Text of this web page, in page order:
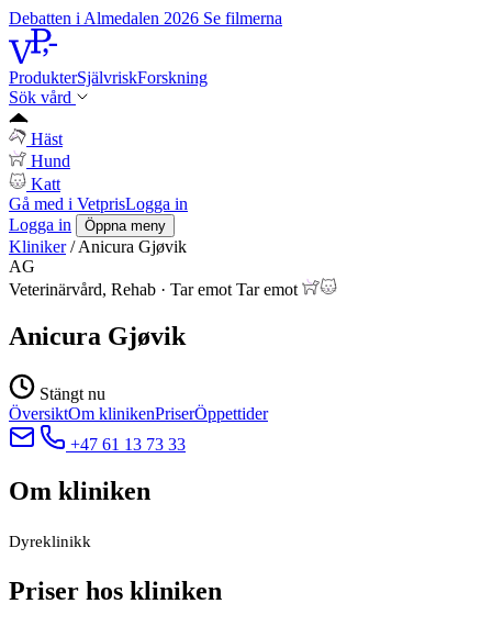
Debatten i Almedalen 2026 Se filmerna
ProdukterSjälvriskForskning
Sök vård
Häst
Hund
Katt
Gå med i VetprisLogga in
Logga in
Öppna meny
Kliniker / Anicura Gjøvik
AG
Veterinärvård, Rehab · Tar emot Tar emot
Anicura Gjøvik
Stängt nu
ÖversiktOm klinikenPriserÖppettider
+47 61 13 73 33
Om kliniken
Dyreklinikk
Priser hos kliniken